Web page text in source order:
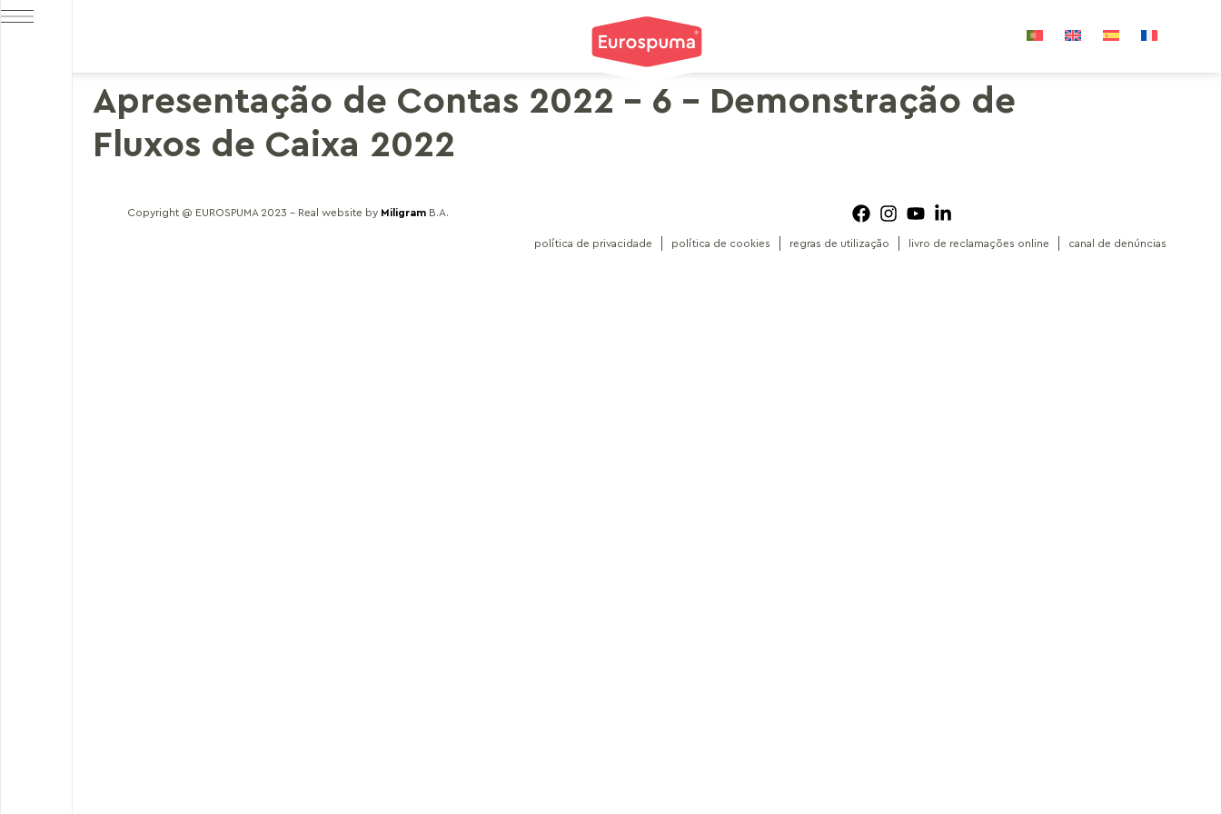
Apresentação de Contas 2022 – 6 – Demonstração de
Fluxos de Caixa 2022
Copyright @ EUROSPUMA 2023 – Real website by Miligram B.A.
política de privacidade política de cookies regras de utilização livro de reclamações online canal de denúncias